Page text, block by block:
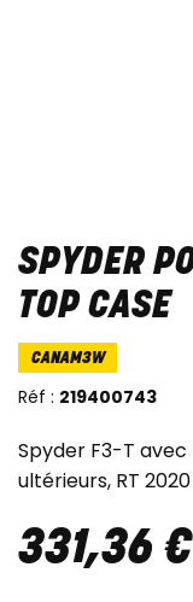
SPYDER
TOP CASE
CANAM3W
Réf : 219400743
Spyder F3-T avec
ultérieurs, RT
331,36 €